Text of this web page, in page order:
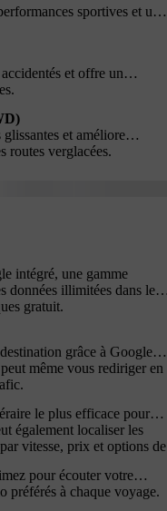
sportives et une
et offre un
et améliore
routes verglacées.
intégré, une gamme
données illimitées dans le
gratuit.
grâce à Google
même vous rediriger en
le plus efficace pour
également localiser les
vitesse, prix et options de
pour écouter votre
préférés à chaque voyage.